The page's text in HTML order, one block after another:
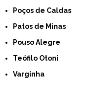
Poços de Caldas
Patos de Minas
Pouso Alegre
Teófilo Otoni
Varginha